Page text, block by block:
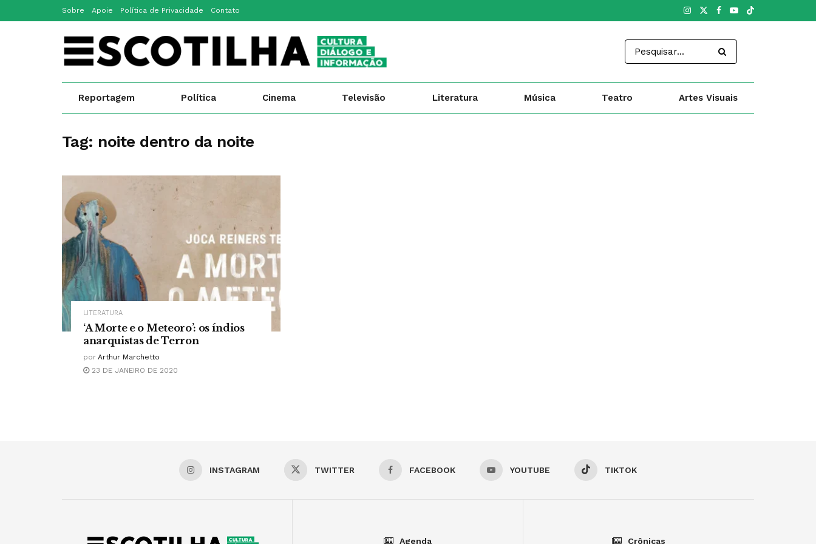
Sobre Apoie Política de Privacidade Contato
Reportagem Política Cinema Televisão Literatura Música Teatro Artes Visuais
Tag: noite dentro da noite
LITERATURA
‘A Morte e o Meteoro’: os índios
anarquistas de Terron
por Arthur Marchetto
23 DE JANEIRO DE 2020
INSTAGRAM TWITTER FACEBOOK YOUTUBE TIKTOK
Agenda Crônicas